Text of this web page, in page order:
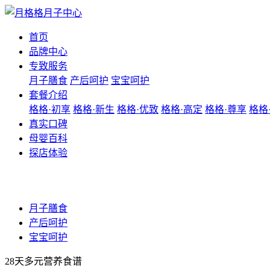
首页
品牌中心
专致服务
月子膳食 产后呵护 宝宝呵护
套餐介绍
格格·初享 格格·新生 格格·优致 格格·高定 格格·尊享 格格
真实口碑
母婴百科
探店体验
月子膳食
产后呵护
宝宝呵护
28天多元营养⻝谱